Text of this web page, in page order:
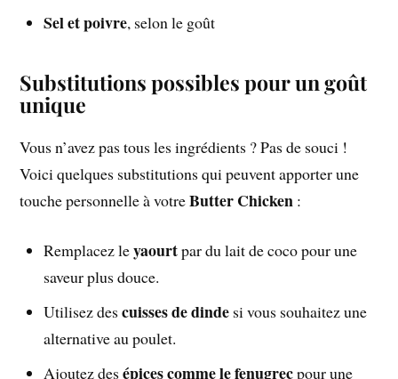
Sel et poivre, selon le goût
Substitutions possibles pour un goût
unique
Vous n’avez pas tous les ingrédients ? Pas de souci !
Voici quelques substitutions qui peuvent apporter une
touche personnelle à votreButter Chicken :
Remplacez leyaourtpar du lait de coco pour une
saveur plus douce.
Utilisez descuisses de dinde si vous souhaitez une
alternative au poulet.
Ajoutez desépices comme le fenugrecpour une